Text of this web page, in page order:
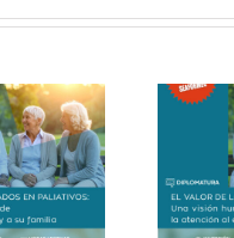
ONLINE (SEMI-
– El valor
los cuidados en
paliativos